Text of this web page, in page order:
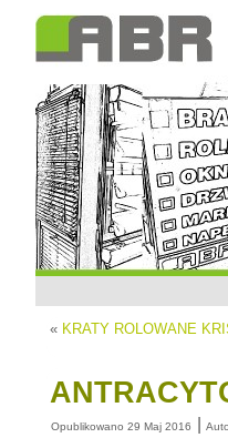
« KRATY ROLOWANE
Opublikowano 29 Maj 2016 |